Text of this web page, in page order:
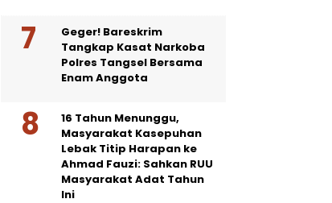
Geger! Bareskrim
Tangkap Kasat Narkoba
Polres Tangsel Bersama
Enam Anggota
16 Tahun Menunggu,
Masyarakat Kasepuhan
Lebak Titip Harapan ke
Ahmad Fauzi: Sahkan RUU
Masyarakat Adat Tahun
Ini